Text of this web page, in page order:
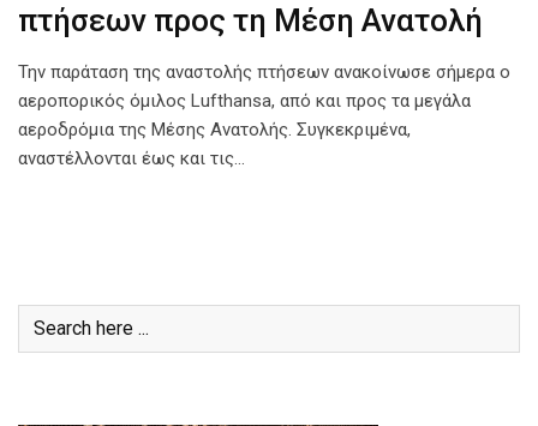
πτήσεων προς τη Μέση Ανατολή
Την παράταση της αναστολής πτήσεων ανακοίνωσε σήμερα ο
αεροπορικός όμιλος Lufthansa, από και προς τα μεγάλα
αεροδρόμια της Μέσης Ανατολής. Συγκεκριμένα,
αναστέλλονται έως και τις…